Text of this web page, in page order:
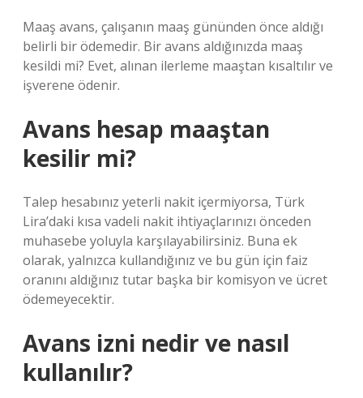
Maaş avans, çalışanın maaş gününden önce aldığı
belirli bir ödemedir. Bir avans aldığınızda maaş
kesildi mi? Evet, alınan ilerleme maaştan kısaltılır ve
işverene ödenir.
Avans hesap maaştan
kesilir mi?
Talep hesabınız yeterli nakit içermiyorsa, Türk
Lira’daki kısa vadeli nakit ihtiyaçlarınızı önceden
muhasebe yoluyla karşılayabilirsiniz. Buna ek
olarak, yalnızca kullandığınız ve bu gün için faiz
oranını aldığınız tutar başka bir komisyon ve ücret
ödemeyecektir.
Avans izni nedir ve nasıl
kullanılır?